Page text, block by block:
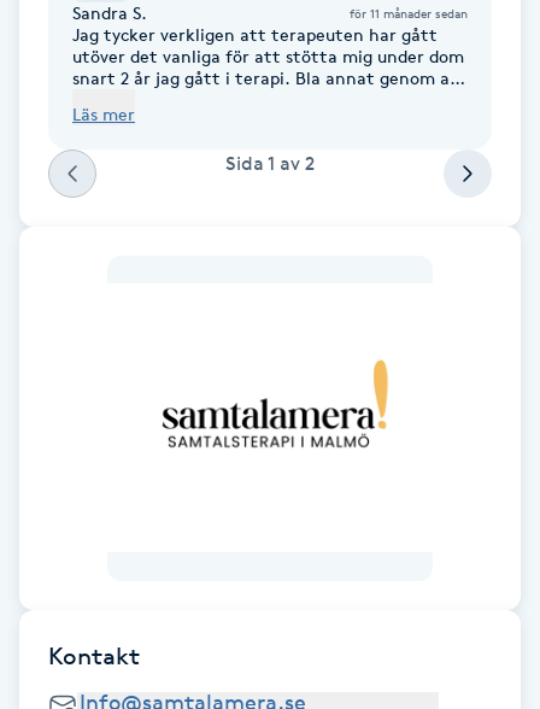
Fotmassage
Fotsvamp
Fransförlängning Megavolym
Fransförlängning Volym
Sandra S. för 11 månader sedan
Jag tycker verkligen att terapeuten har gått
utöver det vanliga för att stötta mig under dom
snart 2 år jag gått i terapi. Bla annat genom att
hantera ångesten just där jag vet den kommer
mormors grav tillsammans. -Sandra
Läs mer
Sida 1 av 2
Kontakt